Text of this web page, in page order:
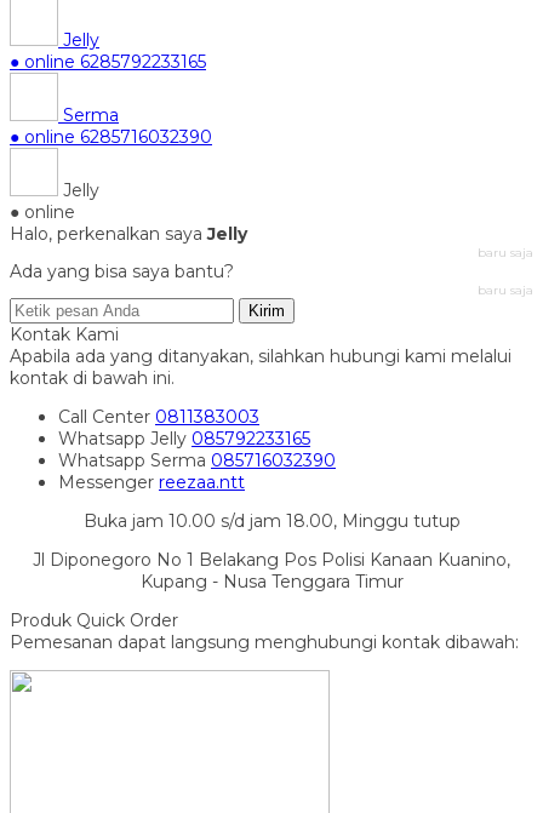
Jelly
● online 6285792233165
Serma
● online 6285716032390
Jelly
● online
Halo, perkenalkan sayaJelly
baru saja
Ada yang bisa saya bantu?
baru saja
Kirim
Kontak Kami
Apabila ada yang ditanyakan, silahkan hubungi kami melalui
kontak di bawah ini.
Call Center 0811383003
Whatsapp Jelly 085792233165
Whatsapp Serma 085716032390
Messenger reezaa.ntt
Buka jam 10.00 s/d jam 18.00, Minggu tutup
Jl Diponegoro No 1 Belakang Pos Polisi Kanaan Kuanino,
Kupang - Nusa Tenggara Timur
Produk Quick Order
Pemesanan dapat langsung menghubungi kontak dibawah: